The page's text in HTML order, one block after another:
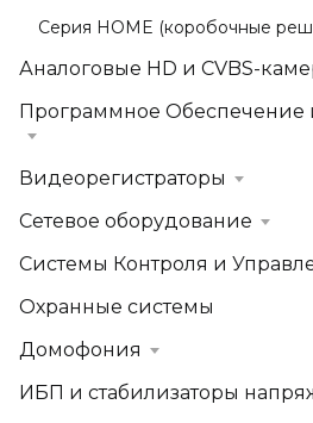
Серия HOME (коробочные
Аналоговые HD и CVBS-
Программное Обеспечение
Видеорегистраторы
Сетевое оборудование
Системы Контроля и
Охранные системы
Домофония
ИБП и стабилизаторы